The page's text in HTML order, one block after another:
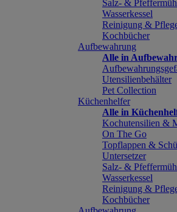
Salz- &
Wasserkessel
Reinigung &
Kochbücher
Aufbewahrung
Alle in
Utensilienbehälter
Pet Collection
Küchenhelfer
Alle in
Kochutensilien &
On The Go
Topflappen &
Untersetzer
Salz- &
Wasserkessel
Reinigung &
Kochbücher